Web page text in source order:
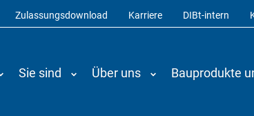
Zulassungsdownload Karriere DIBt-intern
Sie sind Über uns Bauprodukte